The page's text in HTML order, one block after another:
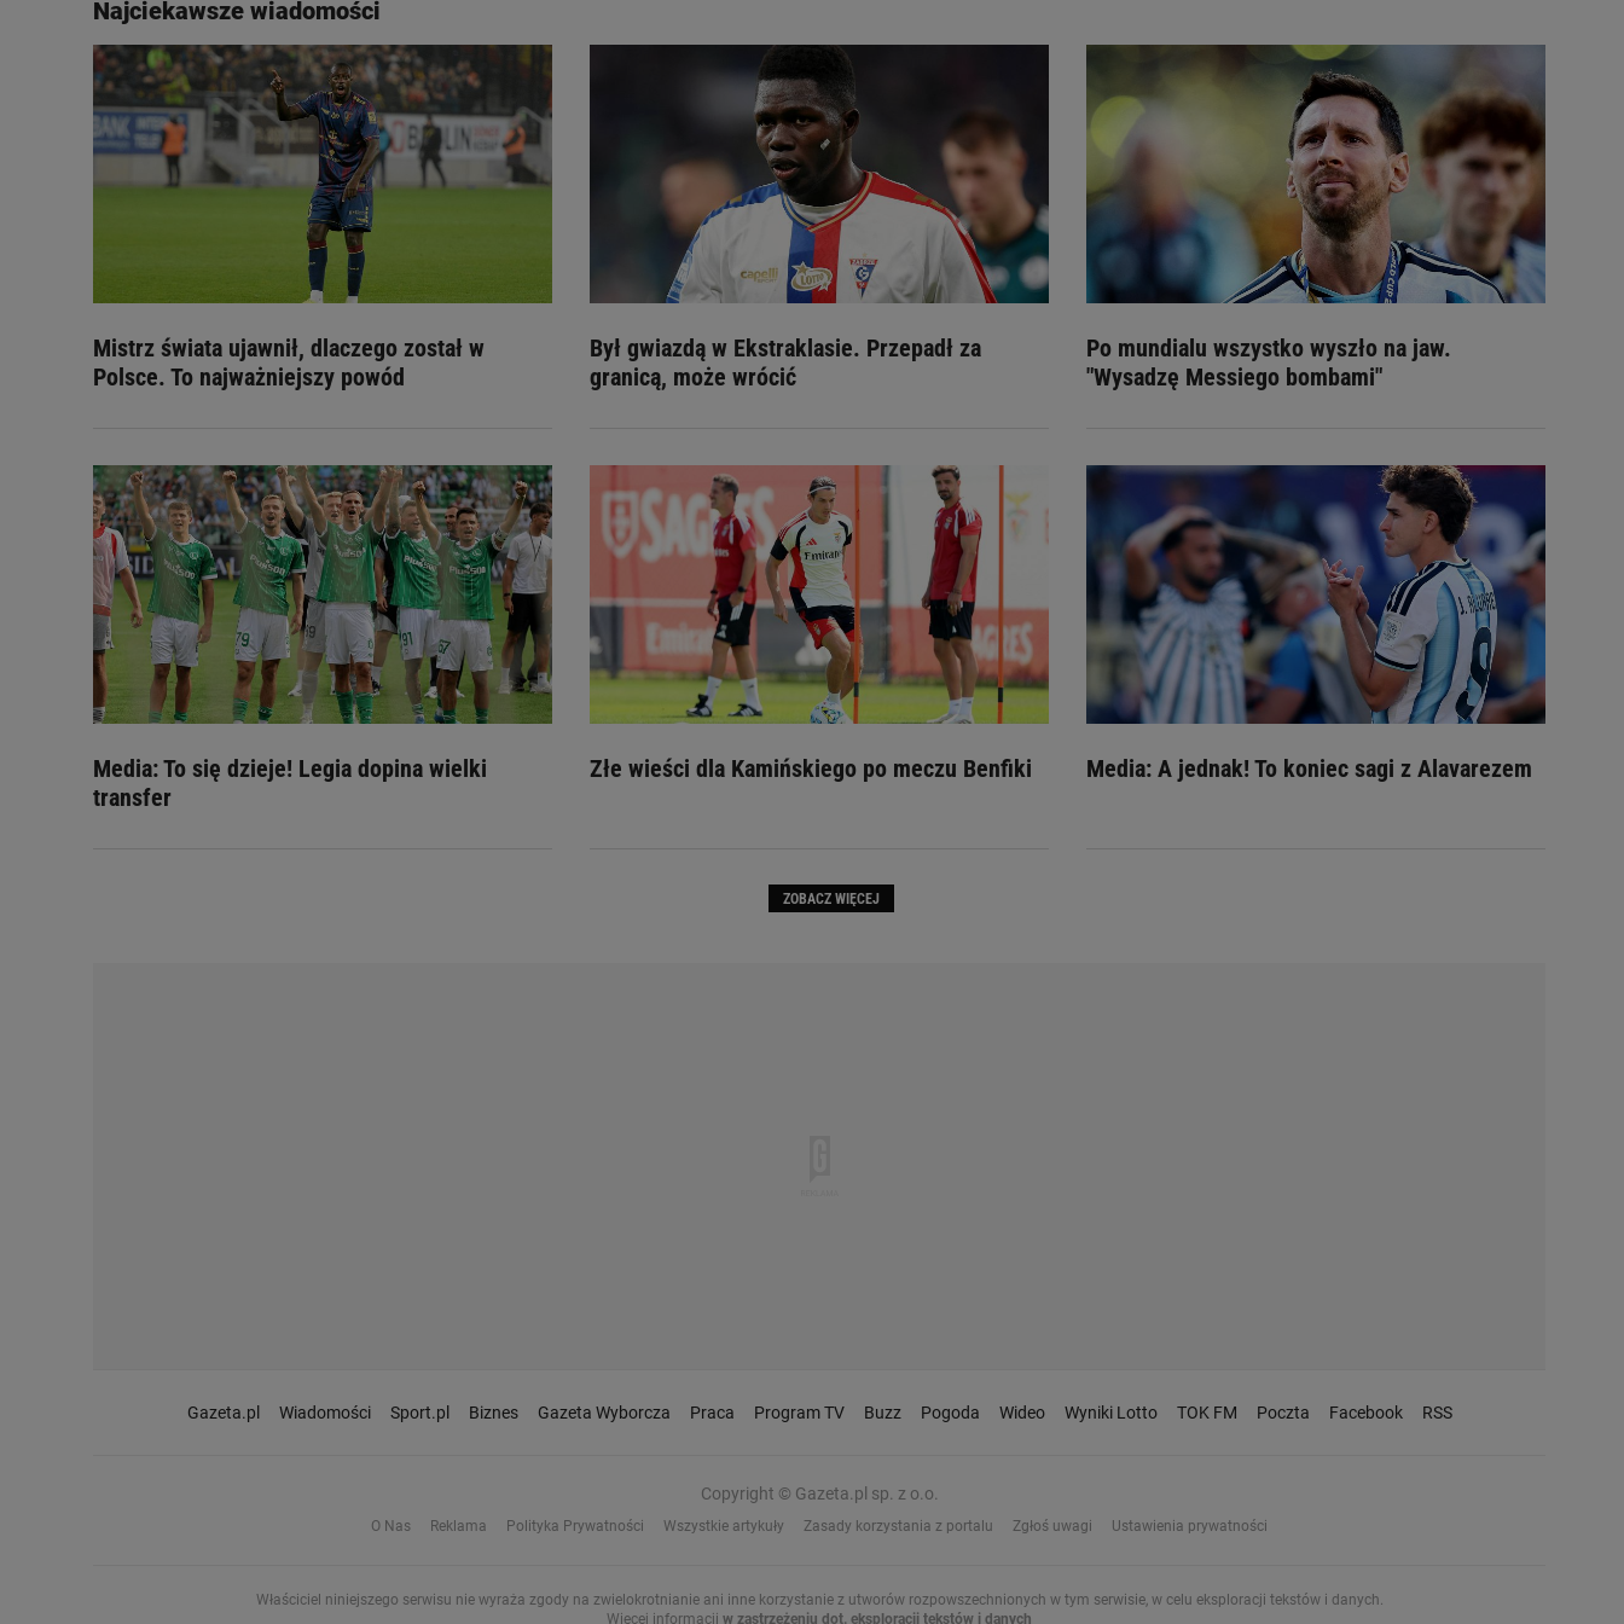
Najciekawsze wiadomości
Mistrz świata ujawnił, dlaczego został w
Polsce. To najważniejszy powód
Był gwiazdą w Ekstraklasie. Przepadł za
granicą, może wrócić
Po mundialu wszystko wyszło na jaw.
"Wysadzę Messiego bombami"
Media: To się dzieje! Legia dopina wielki
transfer
Złe wieści dla Kamińskiego po meczu Benfiki Media: A jednak! To koniec sagi z Alavarezem
ZOBACZ WIĘCEJ
Gazeta.pl Wiadomości Sport.pl Biznes Gazeta Wyborcza Praca Program TV Buzz Pogoda Wideo Wyniki Lotto TOK FM Poczta Facebook RSS
Copyright © Gazeta.pl sp. z o.o.
O Nas Reklama Polityka Prywatności Wszystkie artykuły Zasady korzystania z portalu Zgłoś uwagi Ustawienia prywatności
Właściciel niniejszego serwisu nie wyraża zgody na zwielokrotnianie ani inne korzystanie z utworów rozpowszechnionych w tym serwisie, w celu eksploracji tekstów i danych.
Więcej informacji w zastrzeżeniu dot. eksploracji tekstów i danych